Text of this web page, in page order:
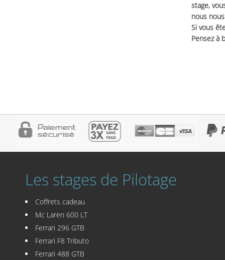
stage,
nous
Si vous
Pensez à
Les stages de Pilotage
Coffrets cadeau
Mc Laren 600 LT
Ferrari 296 GTB
Ferrari F8 Tributo
Ferrari 488 GTB